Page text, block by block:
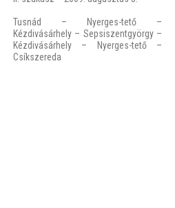
Tusnád – Nyerges-tető –
Kézdivásárhely – Sepsiszentgyörgy –
Kézdivásárhely – Nyerges-tető –
Csíkszereda